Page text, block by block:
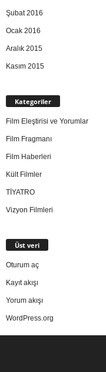
Şubat 2016
Ocak 2016
Aralık 2015
Kasım 2015
Kategoriler
Film Eleştirisi ve Yorumlar
Film Fragmanı
Film Haberleri
Kült Filmler
TİYATRO
Vizyon Filmleri
Üst veri
Oturum aç
Kayıt akışı
Yorum akışı
WordPress.org